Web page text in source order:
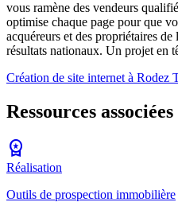
vous ramène des vendeurs
optimise chaque page pour que
acquéreurs et des propriétaires
résultats nationaux. Un projet en
Création de site internet à Rodez
Ressources associées
workspace_premium
Réalisation
Outils de prospection immobilière